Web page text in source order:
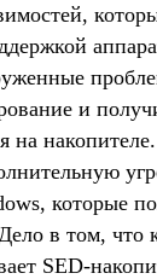
и
на
которые
в том, что
SED-